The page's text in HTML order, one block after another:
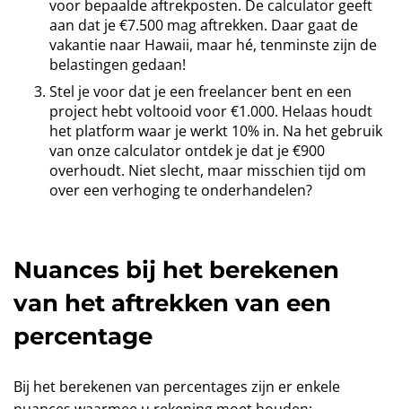
voor bepaalde aftrekposten. De calculator geeft
aan dat je €7.500 mag aftrekken. Daar gaat de
vakantie naar Hawaii, maar hé, tenminste zijn de
belastingen gedaan!
Stel je voor dat je een freelancer bent en een
project hebt voltooid voor €1.000. Helaas houdt
het platform waar je werkt 10% in. Na het gebruik
van onze calculator ontdek je dat je €900
overhoudt. Niet slecht, maar misschien tijd om
over een verhoging te onderhandelen?
Nuances bij het berekenen
van het aftrekken van een
percentage
Bij het berekenen van percentages zijn er enkele